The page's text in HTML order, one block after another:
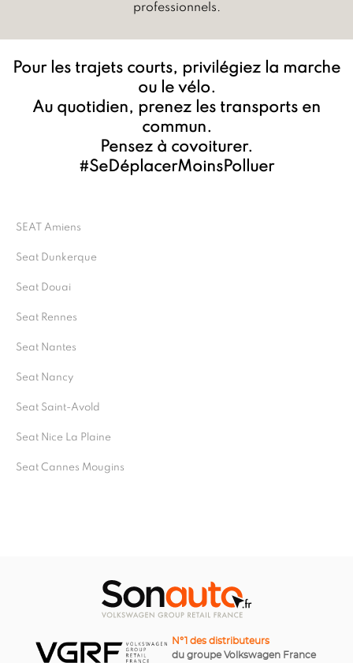
professionnels.
Pour les trajets courts, privilégiez la marche
ou le vélo.
Au quotidien, prenez les transports en
commun.
Pensez à covoiturer.
#SeDéplacerMoinsPolluer
SEAT Amiens
Seat Dunkerque
Seat Douai
Seat Rennes
Seat Nantes
Seat Nancy
Seat Saint-Avold
Seat Nice La Plaine
Seat Cannes Mougins
N°1 des distributeurs
du groupe Volkswagen France